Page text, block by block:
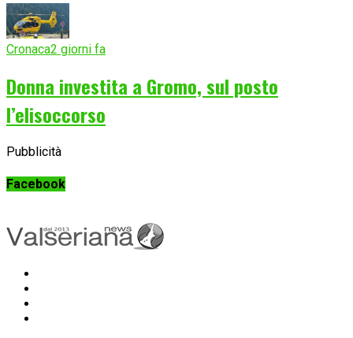
Cronaca2 giorni fa
Donna investita a Gromo, sul posto
l’elisoccorso
Pubblicità
Facebook